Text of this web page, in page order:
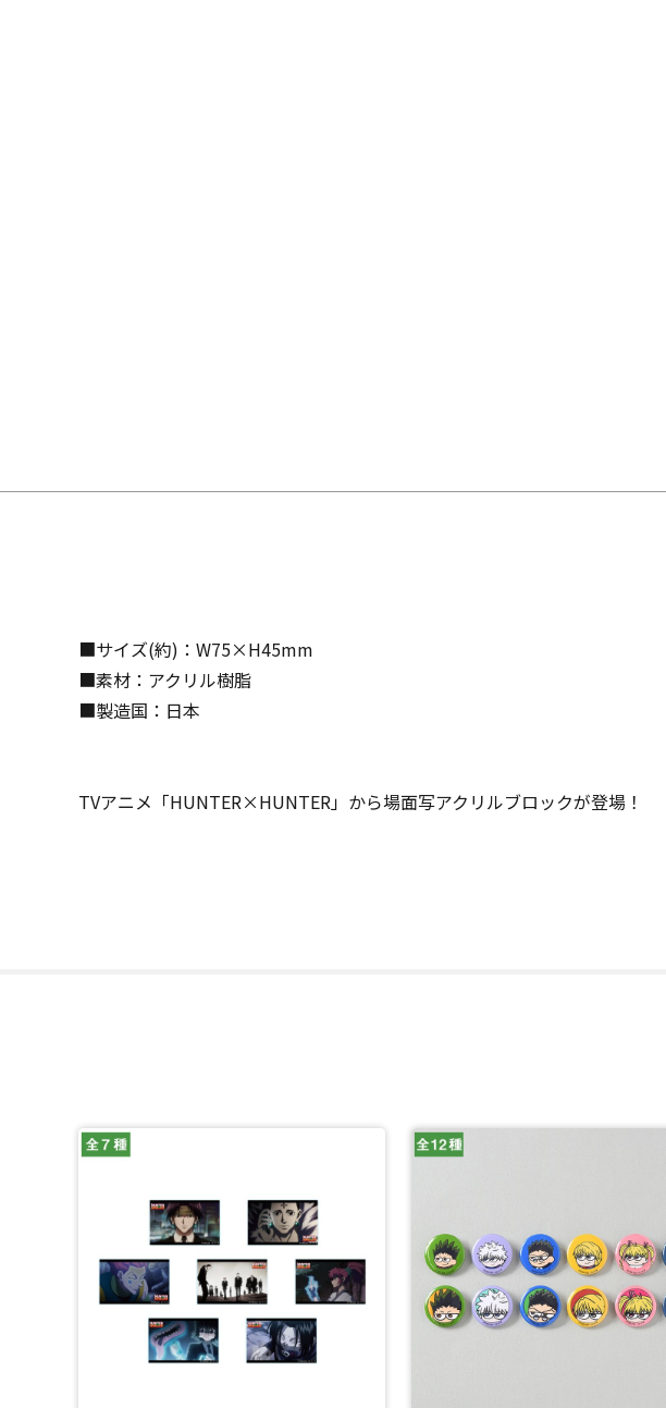
■サイズ(約)：W75×H45mm
■素材：アクリル樹脂
■製造国：日本
TVアニメ「HUNTER×HUNTER」から場面写アクリルブロックが登場！